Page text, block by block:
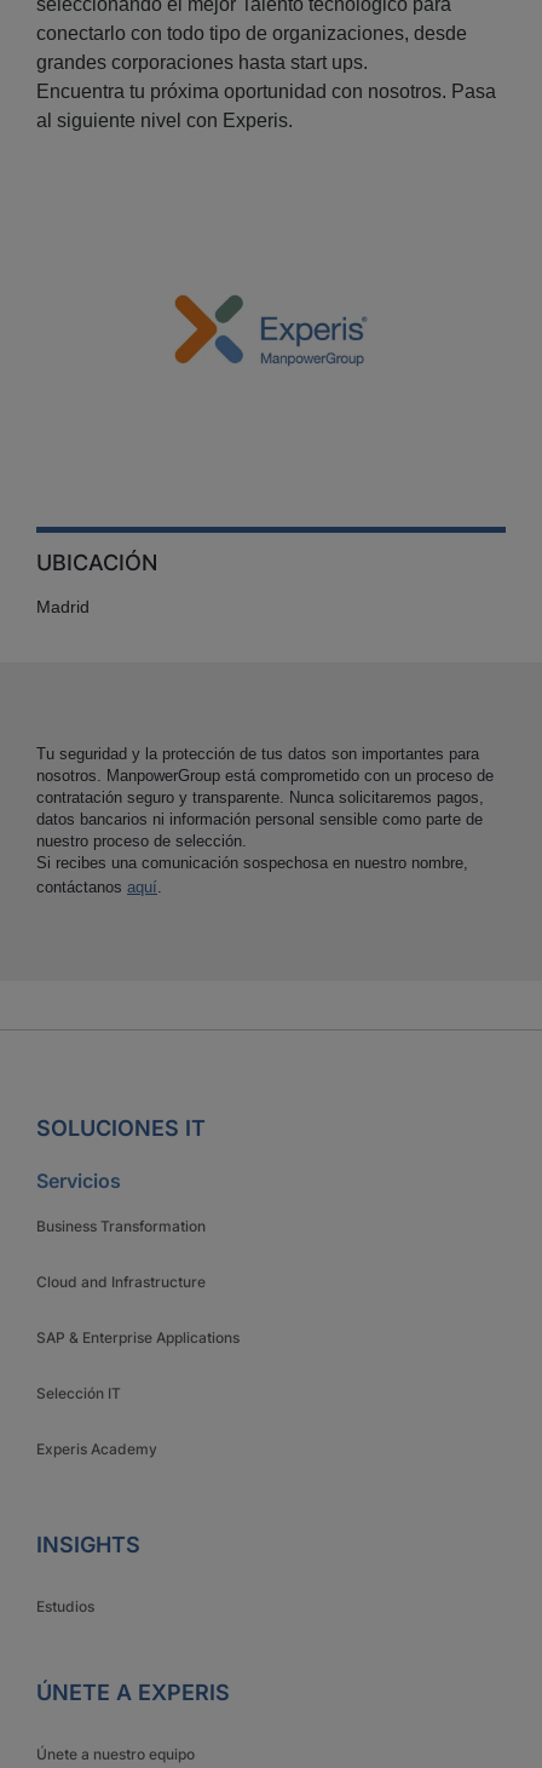
seleccionando el mejor Talento tecnológico para
conectarlo con todo tipo de organizaciones, desde
grandes corporaciones hasta start ups.
Encuentra tu próxima oportunidad con nosotros. Pasa
al siguiente nivel con Experis.
UBICACIÓN
Madrid
Tu seguridad y la protección de tus datos son importantes para
nosotros. ManpowerGroup está comprometido con un proceso de
contratación seguro y transparente. Nunca solicitaremos pagos,
datos bancarios ni información personal sensible como parte de
nuestro proceso de selección.
Si recibes una comunicación sospechosa en nuestro nombre,
contáctanos aquí
SOLUCIONES IT
Servicios
Business Transformation
Cloud and Infrastructure
SAP & Enterprise Applications
Selección IT
Experis Academy
INSIGHTS
Estudios
ÚNETE A EXPERIS
Únete a nuestro equipo